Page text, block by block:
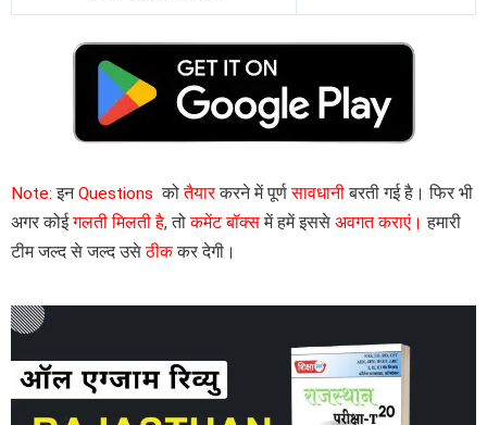
Note: इनQuestions कोतैयारकरने में पूर्णसावधानीबरती गई है। फिर भी
अगर कोईगलती मिलती है, तोकमेंट बॉक्समें हमें इससे अवगत कराएं। हमारी
टीम जल्द से जल्द उसेठीककर देगी।